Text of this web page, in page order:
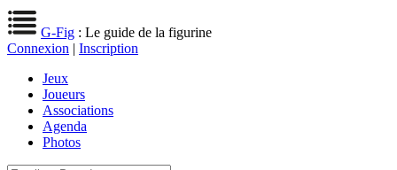
G-Fig : Le guide de la figurine
Connexion | Inscription
Jeux
Joueurs
Associations
Agenda
Photos